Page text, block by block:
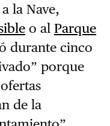
la Nave,
o al Parque
durante cinco
porque
de la